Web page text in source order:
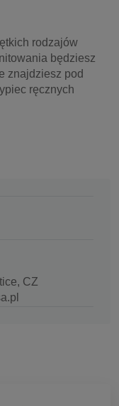
rodzajów
będziesz
znajdziesz pod
ręcznych
CZ